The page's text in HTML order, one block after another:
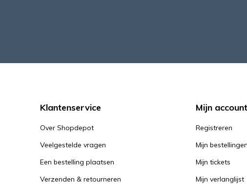
Klantenservice
Over Shopdepot
Veelgestelde vragen
Een bestelling plaatsen
Verzenden & retourneren
Mijn account
Registreren
Mijn bestellingen
Mijn tickets
Mijn verlanglijst